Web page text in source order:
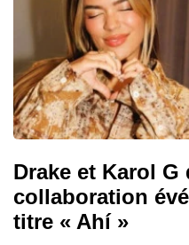
Drake et Karol
collaboration
titre « Ahí »